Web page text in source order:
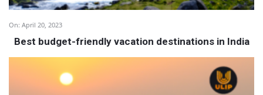
On: April 20, 2023
Best budget-friendly vacation destinations in India